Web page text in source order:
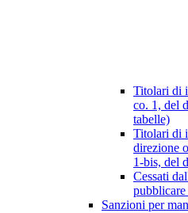
Titolari di
co. 1, del
tabelle)
Titolari di
direzione
1-bis, del
Cessati
Sanzioni per